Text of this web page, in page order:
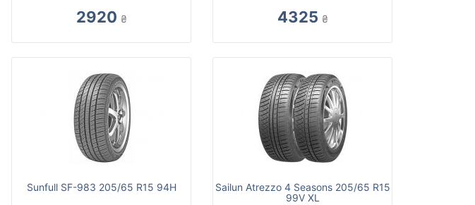
2920 ₴ 4325 ₴
Sunfull SF-983 205/65 R15 94H
Sailun Atrezzo 4 Seasons 205/65 R15
99V XL